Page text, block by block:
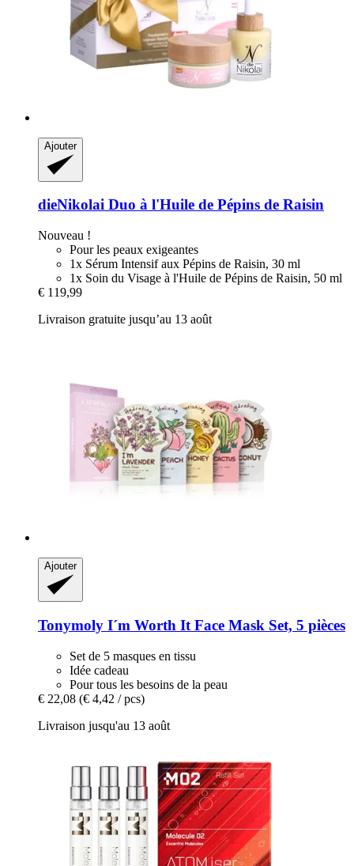
Ajouter
dieNikolai Duo à l'Huile de Pépins de Raisin
Nouveau !
Pour les peaux exigeantes
1x Sérum Intensif aux Pépins de Raisin, 30 ml
1x Soin du Visage à l'Huile de Pépins de Raisin, 50 ml
€ 119,99
Livraison gratuite jusqu’au 13 août
Ajouter
Tonymoly I´m Worth It Face Mask Set, 5 pièces
Set de 5 masques en tissu
Idée cadeau
Pour tous les besoins de la peau
€ 22,08 (€ 4,42 / pcs)
Livraison jusqu'au 13 août